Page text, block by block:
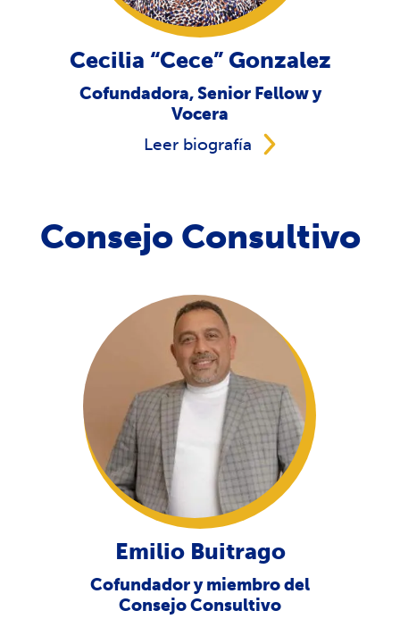
Cecilia “Cece” Gonzalez
Cofundadora, Senior Fellow y
Vocera
Leer biografía
Consejo Consultivo
Emilio Buitrago
Cofundador y miembro del
Consejo Consultivo